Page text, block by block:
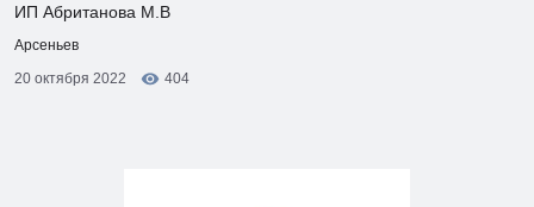
ИП Абританова М.В
Арсеньев
20 октября 2022
404